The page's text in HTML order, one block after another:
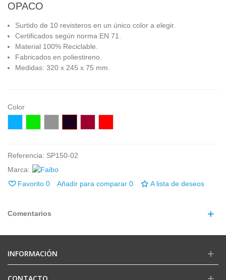
OPACO
Surtido de 10 revisteros en un único color a elegir.
Certificados según norma EN 71.
Material 100% Reciclable.
Fabricados en poliestireno.
Medidas: 320 x 245 x 75 mm.
Color
Referencia: SP150-02
Marca:
Favorito 0 Añadir para comparar 0 A lista de deseos
Comentarios
INFORMACIÓN